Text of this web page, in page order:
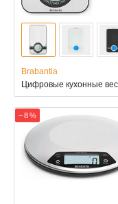
Brabantia
Цифровые кухонные
− 8 %